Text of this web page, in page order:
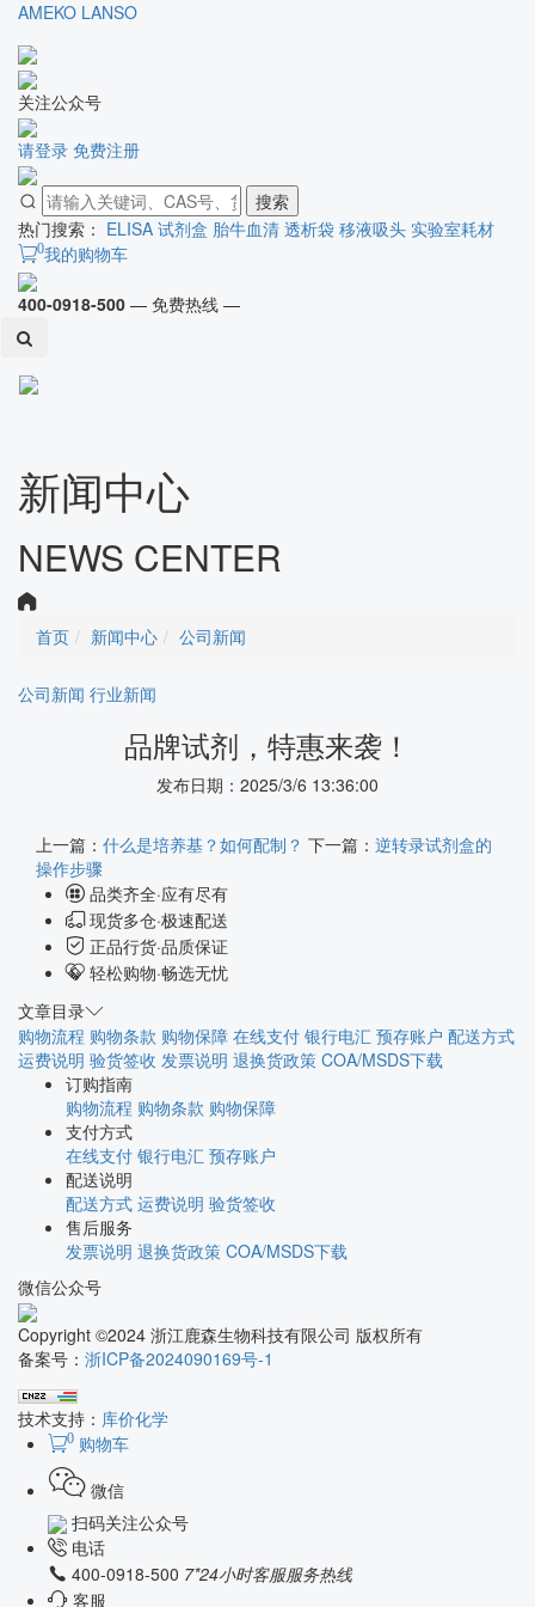
AMEKO LANSO
关注公众号
请登录 免费注册
搜索
热门搜索： ELISA 试剂盒 胎牛血清 透析袋 移液吸头 实验室耗材
0我的购物车
400-0918-500 — 免费热线 —
新闻中心
NEWS CENTER
首页 新闻中心 公司新闻
公司新闻 行业新闻
品牌试剂，特惠来袭！
发布日期：2025/3/6 13:36:00
上一篇： 什么是培养基？如何配制？ 下一篇： 逆转录试剂盒的
操作步骤
品类齐全·应有尽有
现货多仓·极速配送
正品行货·品质保证
轻松购物·畅选无忧
文章目录
购物流程 购物条款 购物保障 在线支付 银行电汇 预存账户 配送方式
运费说明 验货签收 发票说明 退换货政策 COA/MSDS下载
订购指南
购物流程 购物条款 购物保障
支付方式
在线支付 银行电汇 预存账户
配送说明
配送方式 运费说明 验货签收
售后服务
发票说明 退换货政策 COA/MSDS下载
微信公众号
Copyright ©2024 浙江鹿森生物科技有限公司 版权所有
备案号： 浙ICP备2024090169号-1
技术支持： 库价化学
0 购物车
微信
扫码关注公众号
电话
400-0918-500 7*24小时客服服务热线
客服